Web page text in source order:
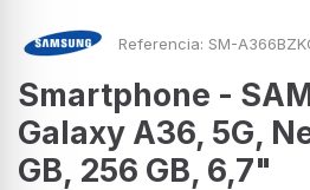
Referencia: SM-
Smartphone -
Galaxy A36, 5G,
GB, 256 GB, 6,7"